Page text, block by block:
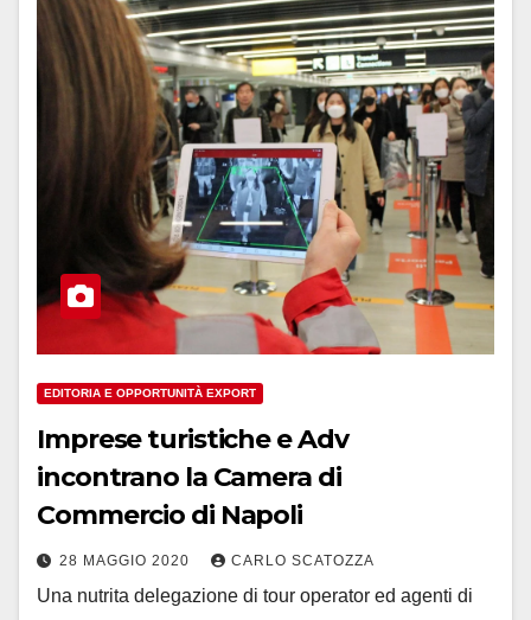
EDITORIA E OPPORTUNITÀ EXPORT
Imprese turistiche e Adv
incontrano la Camera di
Commercio di Napoli
28 MAGGIO 2020 CARLO SCATOZZA
Una nutrita delegazione di tour operator ed agenti di